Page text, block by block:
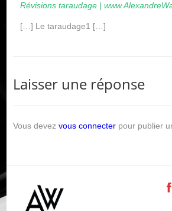
Révisions taraudage |
[…] Le taraudage1 […]
Laisser une réponse
Vous devez vous connecterpour publier